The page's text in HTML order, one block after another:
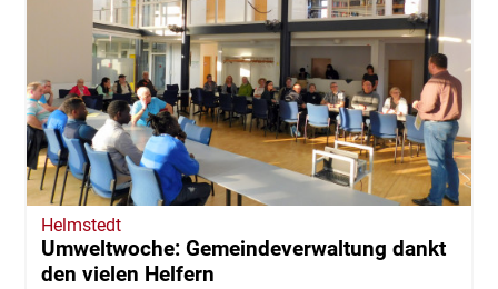
Helmstedt
Umweltwoche: Gemeindeverwaltung dankt
den vielen Helfern